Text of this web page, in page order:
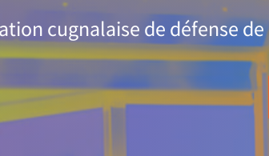
cugnalaise de défense